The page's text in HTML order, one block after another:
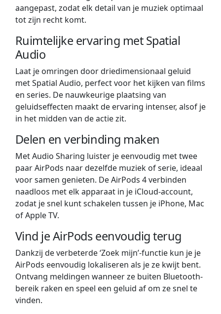
aangepast, zodat elk detail van je muziek optimaal
tot zijn recht komt.
Ruimtelijke ervaring met Spatial
Audio
Laat je omringen door driedimensionaal geluid
met Spatial Audio, perfect voor het kijken van films
en series. De nauwkeurige plaatsing van
geluidseffecten maakt de ervaring intenser, alsof je
in het midden van de actie zit.
Delen en verbinding maken
Met Audio Sharing luister je eenvoudig met twee
paar AirPods naar dezelfde muziek of serie, ideaal
voor samen genieten. De AirPods 4 verbinden
naadloos met elk apparaat in je iCloud-account,
zodat je snel kunt schakelen tussen je iPhone, Mac
of Apple TV.
Vind je AirPods eenvoudig terug
Dankzij de verbeterde ‘Zoek mijn’-functie kun je je
AirPods eenvoudig lokaliseren als je ze kwijt bent.
Ontvang meldingen wanneer ze buiten Bluetooth-
bereik raken en speel een geluid af om ze snel te
vinden.